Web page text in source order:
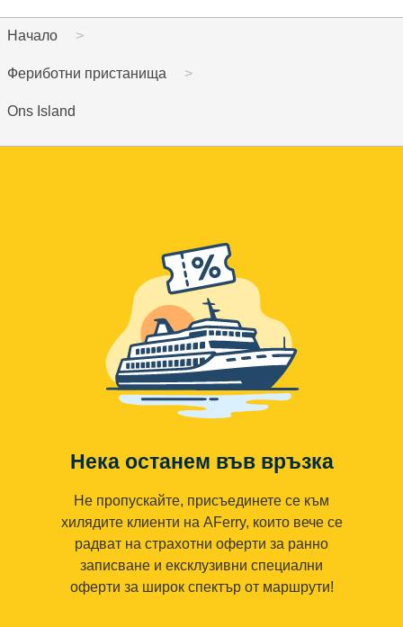
Начало
Фериботни пристанища
Ons Island
Нека останем във връзка
Не пропускайте, присъединете се към
хилядите клиенти на AFerry, които вече се
радват на страхотни оферти за ранно
записване и ексклузивни специални
оферти за широк спектър от маршрути!